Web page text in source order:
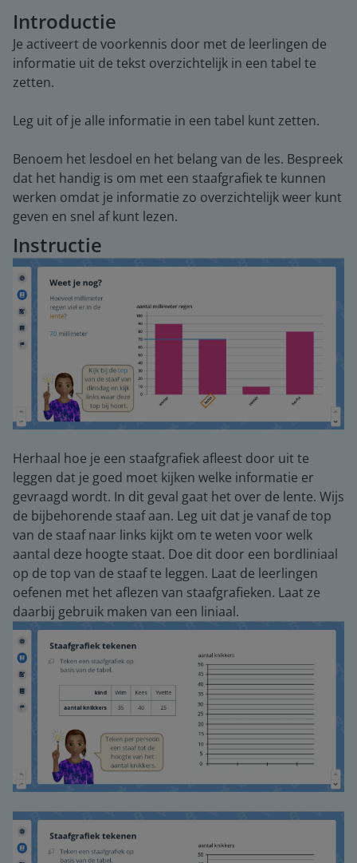
Introductie
Je activeert de voorkennis door met de leerlingen de
informatie uit de tekst overzichtelijk in een tabel te
zetten.
Leg uit of je alle informatie in een tabel kunt zetten.
Benoem het lesdoel en het belang van de les. Bespreek
dat het handig is om met een staafgrafiek te kunnen
werken omdat je informatie zo overzichtelijk weer kunt
geven en snel af kunt lezen.
Instructie
Herhaal hoe je een staafgrafiek afleest door uit te
leggen dat je goed moet kijken welke informatie er
gevraagd wordt. In dit geval gaat het over de lente. Wijs
de bijbehorende staaf aan. Leg uit dat je vanaf de top
van de staaf naar links kijkt om te weten voor welk
aantal deze hoogte staat. Doe dit door een bordliniaal
op de top van de staaf te leggen. Laat de leerlingen
oefenen met het aflezen van staafgrafieken. Laat ze
daarbij gebruik maken van een liniaal.